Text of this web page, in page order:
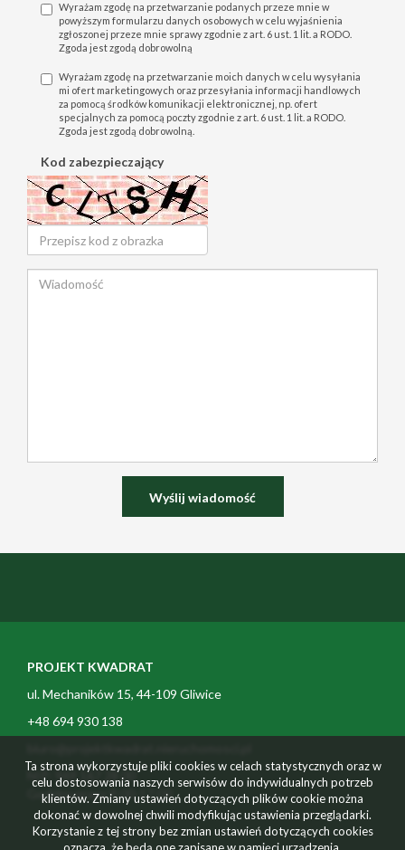
Wyrażam zgodę na przetwarzanie podanych przeze mnie w
powyższym formularzu danych osobowych w celu wyjaśnienia
zgłoszonej przeze mnie sprawy zgodnie z art. 6 ust. 1 lit. a RODO.
Zgoda jest zgodą dobrowolną
Wyrażam zgodę na przetwarzanie moich danych w celu wysyłania
mi ofert marketingowych oraz przesyłania informacji handlowych
za pomocą środków komunikacji elektronicznej, np. ofert
specjalnych za pomocą poczty zgodnie z art. 6 ust. 1 lit. a RODO.
Zgoda jest zgodą dobrowolną.
Kod zabezpieczający
PROJEKT KWADRAT
ul. Mechaników 15, 44-109 Gliwice
+48 694 930 138
NIP: 969 167 28 00
Godziny pracy 9:00-17:00
Ta strona wykorzystuje pliki cookies w celach statystycznych oraz w
celu dostosowania naszych serwisów do indywidualnych potrzeb
klientów. Zmiany ustawień dotyczących plików cookie można
dokonać w dowolnej chwili modyfikując ustawienia przeglądarki.
Korzystanie z tej strony bez zmian ustawień dotyczących cookies